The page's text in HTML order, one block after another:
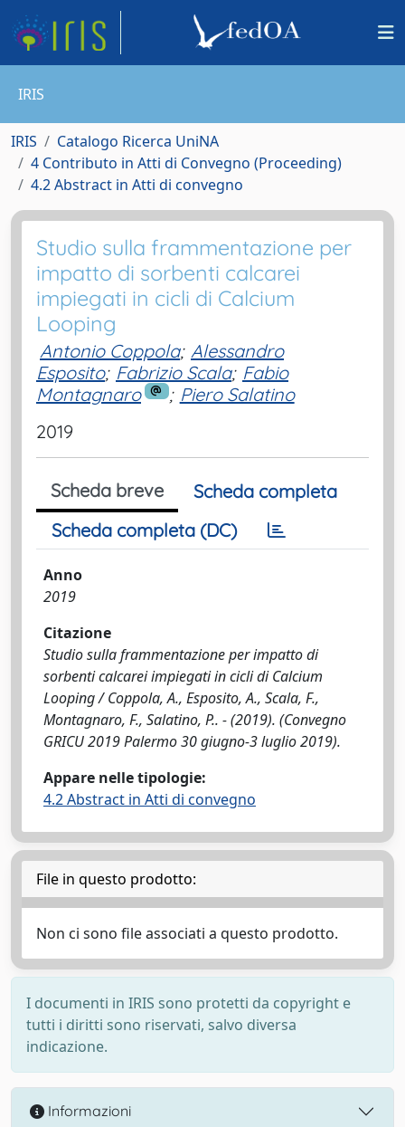
IRIS
IRIS
Catalogo Ricerca UniNA
4 Contributo in Atti di Convegno (Proceeding)
4.2 Abstract in Atti di convegno
Studio sulla frammentazione per
impatto di sorbenti calcarei
impiegati in cicli di Calcium
Looping
Antonio Coppola; Alessandro
Esposito; Fabrizio Scala; Fabio
Montagnaro
; Piero Salatino
2019
Scheda breve
Scheda completa
Scheda completa (DC)
Anno
2019
Citazione
Studio sulla frammentazione per impatto di
sorbenti calcarei impiegati in cicli di Calcium
Looping / Coppola, A., Esposito, A., Scala, F.,
Montagnaro, F., Salatino, P.. - (2019). (Convegno
GRICU 2019 Palermo 30 giugno-3 luglio 2019).
Appare nelle tipologie:
4.2 Abstract in Atti di convegno
File in questo prodotto:
Non ci sono file associati a questo prodotto.
I documenti in IRIS sono protetti da copyright e
tutti i diritti sono riservati, salvo diversa
indicazione.
Informazioni